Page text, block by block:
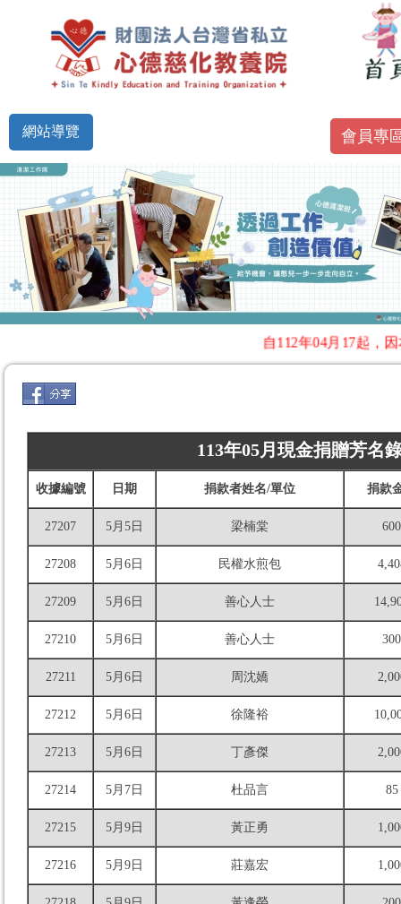
網站導覽 會員專
自112年04月17起，因
113年05月現金捐贈芳名
收據編號 日期 捐款者姓名/單位 捐款
27207 5月5日 梁楠棠 600
27208 5月6日 民權水煎包
27209 5月6日 善心人士
27210 5月6日 善心人士 300
27211 5月6日 周沈嬌
27212 5月6日 徐隆裕
27213 5月6日 丁彥傑
27214 5月7日 杜品言 85
27215 5月9日 黃正勇
27216 5月9日 莊嘉宏